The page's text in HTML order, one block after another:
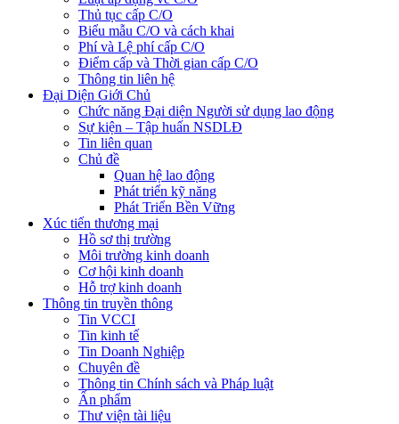
Thủ tục cấp C/O
Biểu mẫu C/O và cách khai
Phí và Lệ phí cấp C/O
Điểm cấp và Thời gian cấp C/O
Thông tin liên hệ
Đại Diện Giới Chủ
Chức năng Đại diện Người sử dụng lao động
Sự kiện – Tập huấn NSDLĐ
Tin liên quan
Chủ đề
Quan hệ lao động
Phát triển kỹ năng
Phát Triển Bền Vững
Xúc tiến thương mại
Hồ sơ thị trường
Môi trường kinh doanh
Cơ hội kinh doanh
Hỗ trợ kinh doanh
Thông tin truyền thông
Tin VCCI
Tin kinh tế
Tin Doanh Nghiệp
Chuyên đề
Thông tin Chính sách và Pháp luật
Ấn phẩm
Thư viện tài liệu